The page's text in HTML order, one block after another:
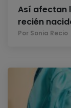
Así afectan
recién
Por Sonia Recio